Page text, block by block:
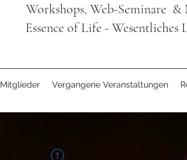
Workshops, Web-Seminare &
Essence of Life - Wesentliches
Mitglieder Vergangene Veranstaltungen